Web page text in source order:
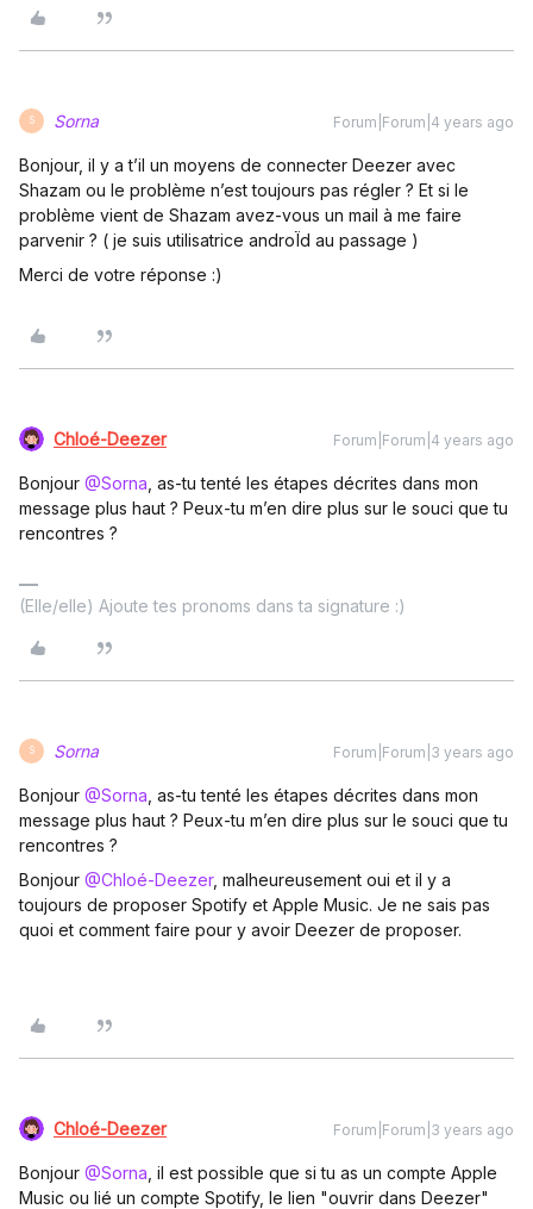
S Sorna Forum|Forum|4 years ago
Bonjour, il y a t’il un moyens de connecter Deezer avec
Shazam ou le problème n’est toujours pas régler ? Et si le
problème vient de Shazam avez-vous un mail à me faire
parvenir ? ( je suis utilisatrice androÏd au passage )
Merci de votre réponse :)
Chloé-Deezer Forum|Forum|4 years ago
Bonjour @Sorna , as-tu tenté les étapes décrites dans mon
message plus haut ? Peux-tu m’en dire plus sur le souci que tu
rencontres ?
(Elle/elle) Ajoute tes pronoms dans ta signature :)
S Sorna Forum|Forum|3 years ago
Bonjour @Sorna , as-tu tenté les étapes décrites dans mon
message plus haut ? Peux-tu m’en dire plus sur le souci que tu
rencontres ?
Bonjour @Chloé-Deezer, malheureusement oui et il y a
toujours de proposer Spotify et Apple Music. Je ne sais pas
quoi et comment faire pour y avoir Deezer de proposer.
Chloé-Deezer Forum|Forum|3 years ago
Bonjour @Sorna , il est possible que si tu as un compte Apple
Music ou lié un compte Spotify, le lien "ouvrir dans Deezer"